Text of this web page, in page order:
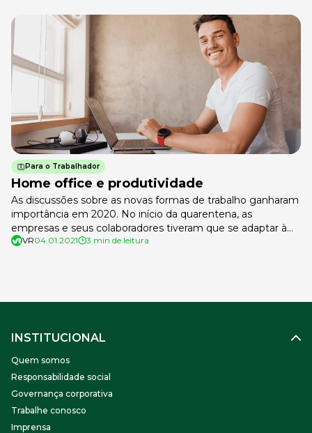
Para o Trabalhador
Home office e produtividade
As discussões sobre as novas formas de trabalho ganharam
importância em 2020. No início da quarentena, as
empresas e seus colaboradores tiveram que se adaptar à
nova realidade às pressas. Até então, o trabalho remoto era
VR04.01.2021 3 min de leitura
INSTITUCIONAL
Quem somos
Responsabilidade social
Governança corporativa
Trabalhe conosco
Imprensa